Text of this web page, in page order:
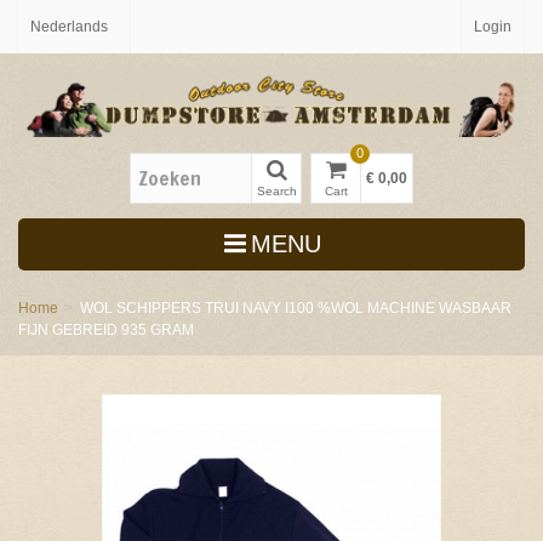
Nederlands Login
Search Cart
0
€ 0,00
MENU
Home > WOL SCHIPPERS TRUI NAVY I100 %WOL MACHINE WASBAAR
FIJN GEBREID 935 GRAM